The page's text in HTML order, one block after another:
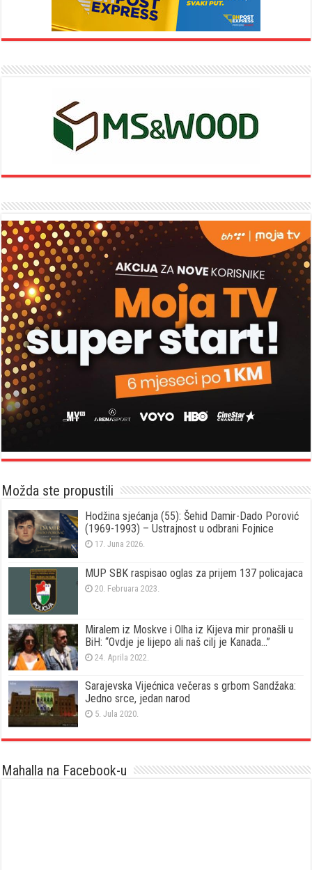
Možda ste propustili
Hodžina sjećanja (55): Šehid Damir-Dado Porović
(1969-1993) – Ustrajnost u odbrani Fojnice
17. Juna 2026.
MUP SBK raspisao oglas za prijem 137 policajaca
20. Februara 2023.
Miralem iz Moskve i Olha iz Kijeva mir pronašli u
BiH: “Ovdje je lijepo ali naš cilj je Kanada…”
24. Aprila 2022.
Sarajevska Vijećnica večeras s grbom Sandžaka:
Jedno srce, jedan narod
5. Jula 2020.
Mahalla na Facebook-u